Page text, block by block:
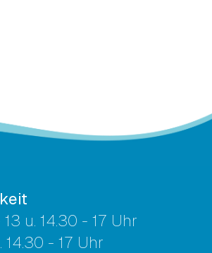
u. 14.30 - 17 Uhr
14.30 - 17 Uhr